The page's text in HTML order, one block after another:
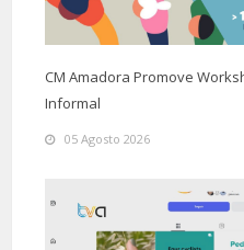
CM Amadora Promove
Informal
05 Agosto 2026